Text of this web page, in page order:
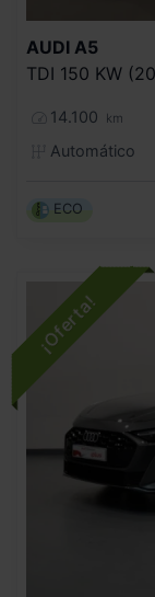
AUDI A5
TDI 150 KW
14.100 km
Automático
ECO